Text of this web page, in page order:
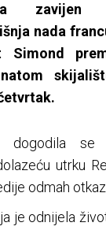
nada
Simond
dogodila
utrku
odmah
je odnijela